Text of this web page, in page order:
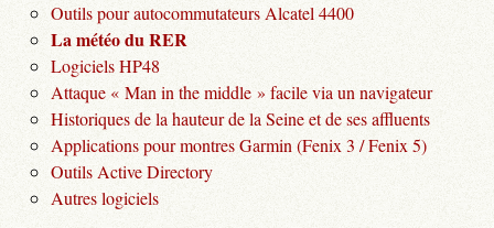
Outils pour autocommutateurs Alcatel 4400
La météo du RER
Logiciels HP48
Attaque « Man in the middle » facile via un navigateur
Historiques de la hauteur de la Seine et de ses affluents
Applications pour montres Garmin (Fenix 3 / Fenix 5)
Outils Active Directory
Autres logiciels